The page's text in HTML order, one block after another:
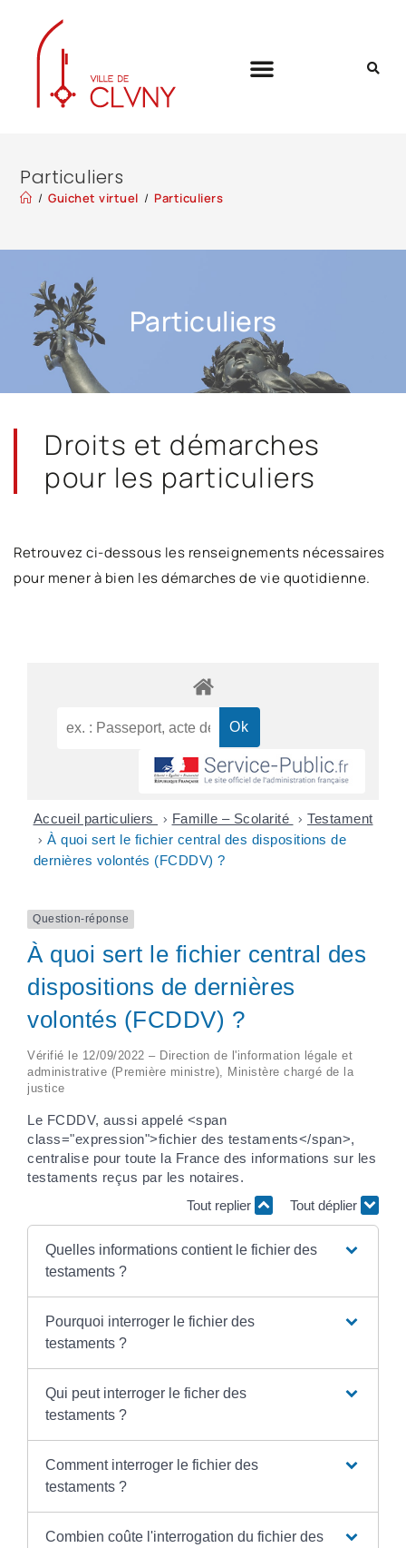
Particuliers
/ Guichet virtuel / Particuliers
Particuliers
Droits et démarches
pour les particuliers
Retrouvez ci-dessous les renseignements nécessaires
pour mener à bien les démarches de vie quotidienne.
Accueil particuliers > Famille – Scolarité > Testament
> À quoi sert le fichier central des dispositions de
dernières volontés (FCDDV) ?
Question-réponse
À quoi sert le fichier central des
dispositions de dernières
volontés (FCDDV) ?
Vérifié le 12/09/2022 – Direction de l'information légale et
administrative (Première ministre), Ministère chargé de la
justice
Le FCDDV, aussi appelé <span
class="expression">fichier des testaments</span>,
centralise pour toute la France des informations sur les
testaments reçus par les notaires.
Tout replier
Tout déplier
Quelles informations contient le fichier des
testaments ?
Pourquoi interroger le fichier des
testaments ?
Qui peut interroger le ficher des
testaments ?
Comment interroger le fichier des
testaments ?
Combien coûte l'interrogation du fichier des